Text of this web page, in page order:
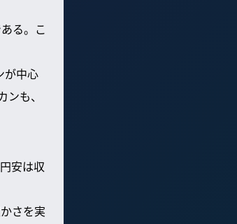
る。こ
が中心
も、
安は収
さを実